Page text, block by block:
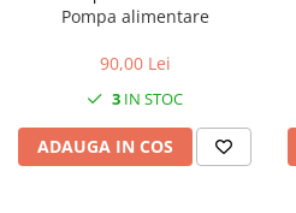
1.4.3. Distribuitoare
1.4.4. Cilindri si accesorii
1.5. Motoare
1.5.1. Combustibili
Pompa alimentare
90,00 Lei
3 IN STOC
ADAUGA IN COS